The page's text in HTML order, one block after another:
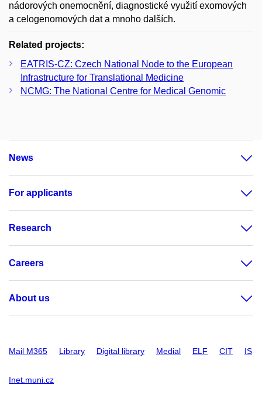
nádorových onemocnění, diagnostické využití exomových
a celogenomových dat a mnoho dalších.
Related projects:
EATRIS-CZ: Czech National Node to the European
Infrastructure for Translational Medicine
NCMG: The National Centre for Medical Genomic
News
For applicants
Research
Careers
About us
Mail M365 Library Digital library Medial ELF CIT IS
Inet.muni.cz